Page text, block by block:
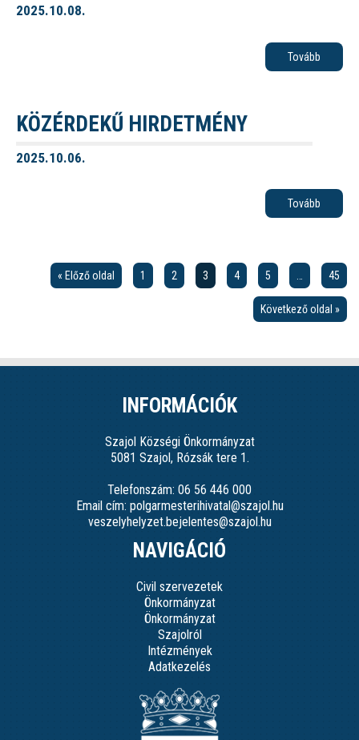
2025.10.08.
Tovább
KÖZÉRDEKŰ HIRDETMÉNY
2025.10.06.
Tovább
« Előző oldal 1 2 3 4 5 45
Következő oldal »
INFORMÁCIÓK
Szajol Községi Önkormányzat
5081 Szajol, Rózsák tere 1.
Telefonszám: 06 56 446 000
Email cím: polgarmesterihivatal@szajol.hu
veszelyhelyzet.bejelentes@szajol.hu
NAVIGÁCIÓ
Civil szervezetek
Önkormányzat
Önkormányzat
Szajolról
Intézmények
Adatkezelés